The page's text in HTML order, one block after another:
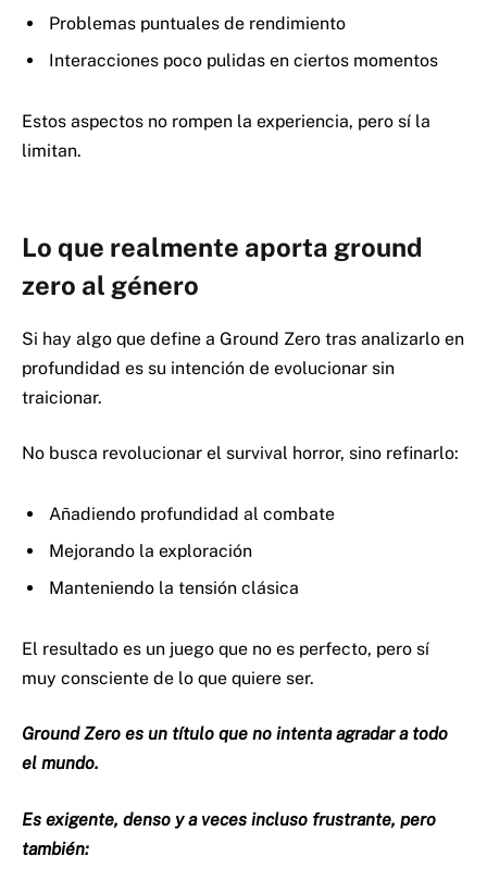
Problemas puntuales de rendimiento
Interacciones poco pulidas en ciertos momentos
Estos aspectos no rompen la experiencia, pero sí la
limitan.
Lo que realmente aporta ground
zero al género
Si hay algo que define a Ground Zero tras analizarlo en
profundidad es su intención de evolucionar sin
traicionar.
No busca revolucionar el survival horror, sino refinarlo:
Añadiendo profundidad al combate
Mejorando la exploración
Manteniendo la tensión clásica
El resultado es un juego que no es perfecto, pero sí
muy consciente de lo que quiere ser.
Ground Zero es un título que no intenta agradar a todo
el mundo.
Es exigente, denso y a veces incluso frustrante, pero
también: